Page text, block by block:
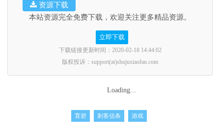
本站资源完全免费下载，欢迎关注更多精品资源。
立即下载
下载链接更新时间：2020-02-18 14:44:02
版权投诉：support(at)shujuxiaofan.com
资源下载
Loading...
育碧 刺客信条 游戏